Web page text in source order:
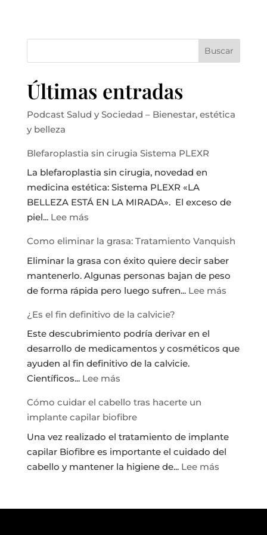
Buscar
Últimas entradas
Podcast Salud y Sociedad – Bienestar, estética
y belleza
Blefaroplastia sin cirugia Sistema PLEXR
La blefaroplastia sin cirugia, novedad en
medicina estética: Sistema PLEXR «LA
BELLEZA ESTÁ EN LA MIRADA». El exceso de
piel... Lee más:
sin
cirugia
Sistema
PLEXR
Como eliminar la grasa: Tratamiento Vanquish
Eliminar la grasa con éxito quiere decir saber
mantenerlo. Algunas personas bajan de peso
de forma rápida pero luego sufren... Lee más:
grasa:
¿Es el fin definitivo de la calvicie?
Este descubrimiento podría derivar en el
desarrollo de medicamentos y cosméticos que
ayuden al fin definitivo de la calvicie.
Científicos... Lee más:
el
fin
definitivo
de
la
Cómo cuidar el cabello tras hacerte un
implante capilar biofibre
Una vez realizado el tratamiento de implante
capilar Biofibre es importante el cuidado del
cabello y mantener la higiene de... Lee más:
el